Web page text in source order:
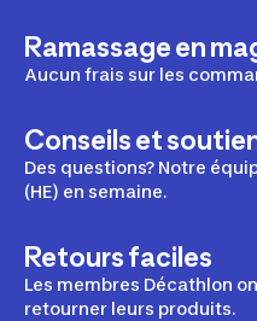
Ramassage en
Aucun frais sur les
Conseils et
Des questions? Notre
(HE) en semaine.
Retours faciles
Les membres Décathlon
retourner leurs produits.